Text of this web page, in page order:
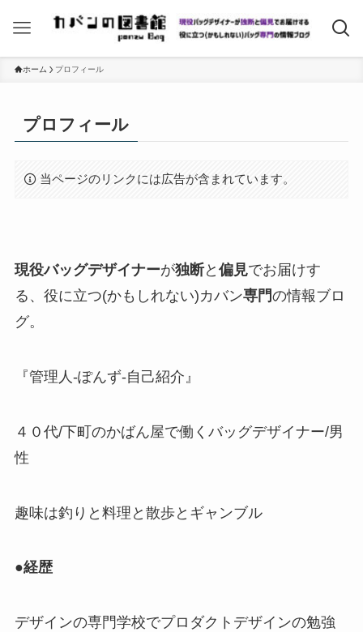
ホーム プロフィール
プロフィール
当ページのリンクには広告が含まれています。
現役バッグデザイナーが独断と 偏見でお届けす
る、役に立つ(かもしれない)カバン専門の情報ブロ
グ。
『管理人-ぽんず-自己紹介』
４０代/下町のかばん屋で働くバッグデザイナー/男
性
趣味は釣りと料理と散歩とギャンブル
●経歴
デザインの専門学校でプロダクトデザインの勉強